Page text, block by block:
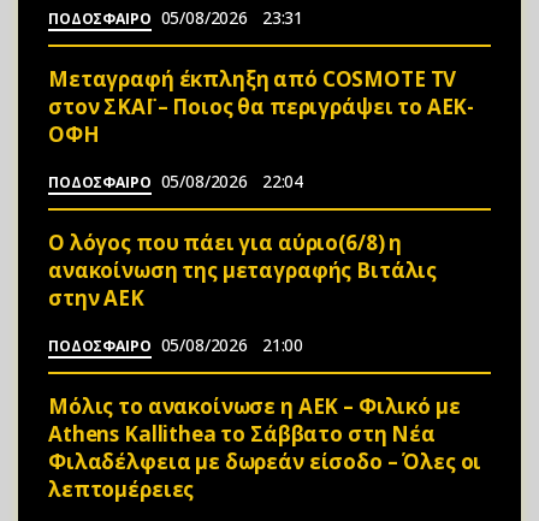
ΠΟΔΟΣΦΑΙΡΟ 05/08/2026 23:31
Μεταγραφή έκπληξη από COSMOTE TV
στον ΣΚΑΪ – Ποιος θα περιγράψει το ΑΕΚ-
ΟΦΗ
ΠΟΔΟΣΦΑΙΡΟ 05/08/2026 22:04
Ο λόγος που πάει για αύριο(6/8) η
ανακοίνωση της μεταγραφής Βιτάλις
στην ΑΕΚ
ΠΟΔΟΣΦΑΙΡΟ 05/08/2026 21:00
Μόλις το ανακοίνωσε η ΑΕΚ – Φιλικό με
Athens Kallithea το Σάββατο στη Νέα
Φιλαδέλφεια με δωρεάν είσοδο – Όλες οι
λεπτομέρειες